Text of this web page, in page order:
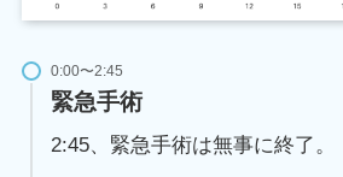
0:00〜2:45
緊急手術
2:45、緊急手術は無事に終了。